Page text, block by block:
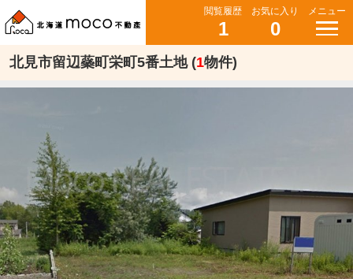
閲覧履歴
1
お気に入り
0
メニュー
北見市留辺蘂町栄町5番土地 (1物件)